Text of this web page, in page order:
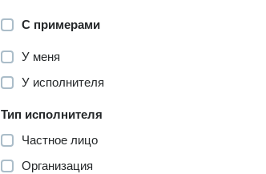
С примерами
У меня
У исполнителя
Тип исполнителя
Частное лицо
Организация